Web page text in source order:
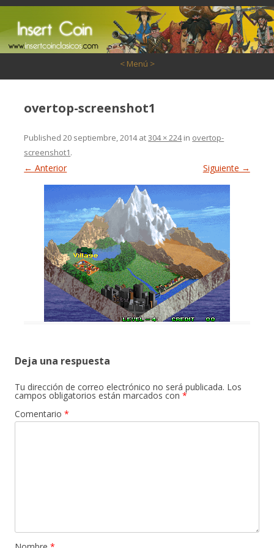
< Menú >
overtop-screenshot1
Published20 septiembre, 2014at304 × 224in overtop-
screenshot1.
← Anterior Siguiente →
Deja una respuesta
Tu dirección de correo electrónico no será publicada. Los
campos obligatorios están marcados con *
Comentario *